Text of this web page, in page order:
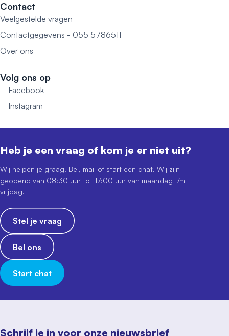
Contact
Veelgestelde vragen
Contactgegevens - 055 5786511
Over ons
Volg ons op
Facebook
Instagram
Schrijf je in voor onze nieuwsbrief
Heb je een vraag of kom je er niet uit?
Wij helpen je graag! Bel, mail of start een chat. Wij zijn
geopend van 08:30 uur tot 17:00 uur van maandag t/m
vrijdag.
Stel je vraag
Bel ons
Start chat